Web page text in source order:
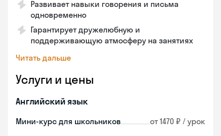
Развивает навыки говорения и письма
одновременно
Гарантирует дружелюбную и
поддерживающую атмосферу на занятиях
Читать дальше
Услуги и цены
Английский язык
Мини-курс для школьников от 1470 ₽ / урок